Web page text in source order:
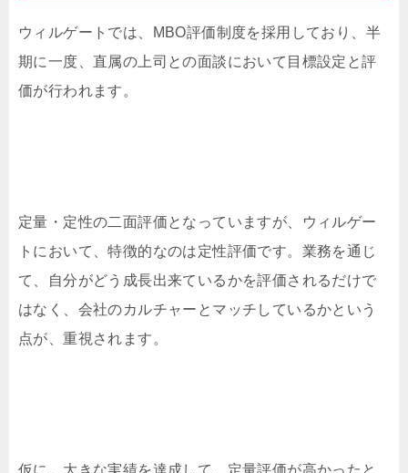
ウィルゲートでは、MBO評価制度を採用しており、半
期に一度、直属の上司との面談において目標設定と評
価が行われます。
定量・定性の二面評価となっていますが、ウィルゲー
トにおいて、特徴的なのは定性評価です。業務を通じ
て、自分がどう成長出来ているかを評価されるだけで
はなく、会社のカルチャーとマッチしているかという
点が、重視されます。
仮に、大きな実績を達成して、定量評価が高かったと